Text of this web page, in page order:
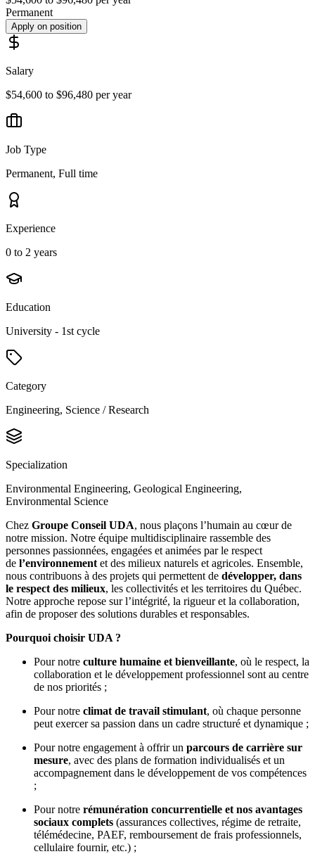
Permanent
Apply on position
Salary
$54,600 to $96,480 per year
Job Type
Permanent, Full time
Experience
0 to 2 years
Education
University - 1st cycle
Category
Engineering, Science / Research
Specialization
Environmental Engineering, Geological Engineering,
Environmental Science
Chez Groupe Conseil UDA, nous plaçons l’humain au cœur de
notre mission. Notre équipe multidisciplinaire rassemble des
personnes passionnées, engagées et animées par le respect
de l’environnement et des milieux naturels et agricoles. Ensemble,
nous contribuons à des projets qui permettent de développer, dans
le respect des milieux, les collectivités et les territoires du Québec.
Notre approche repose sur l’intégrité, la rigueur et la collaboration,
afin de proposer des solutions durables et responsables.
Pourquoi choisir UDA ?
Pour notre culture humaine et bienveillante, où le respect, la
collaboration et le développement professionnel sont au centre
de nos priorités ;
Pour notre climat de travail stimulant, où chaque personne
peut exercer sa passion dans un cadre structuré et dynamique ;
Pour notre engagement à offrir un parcours de carrière sur
mesure, avec des plans de formation individualisés et un
accompagnement dans le développement de vos compétences
;
Pour notre rémunération concurrentielle et nos avantages
sociaux complets (assurances collectives, régime de retraite,
télémédecine, PAEF, remboursement de frais professionnels,
cellulaire fournir, etc.) ;